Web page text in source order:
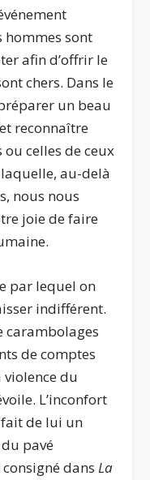
hommes sont
afin d’offrir le
chers. Dans le
un beau
reconnaître
ou celles de ceux
au-delà
nous nous
joie de faire
par lequel on
indifférent.
carambolages
de comptes
du
L’inconfort
fait de lui un
pavé
consigné dansLa